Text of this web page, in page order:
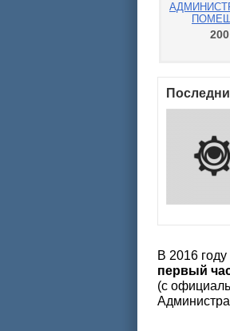
200
В 2016 году
первый
(с